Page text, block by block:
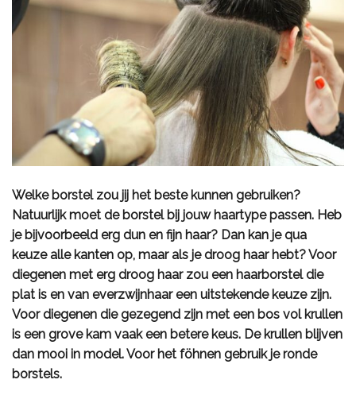
Welke borstel zou jij het beste kunnen gebruiken?
Natuurlijk moet de borstel bij jouw haartype passen. Heb
je bijvoorbeeld erg dun en fijn haar? Dan kan je qua
keuze alle kanten op, maar als je droog haar hebt? Voor
diegenen met erg droog haar zou een haarborstel die
plat is en van everzwijnhaar een uitstekende keuze zijn.
Voor diegenen die gezegend zijn met een bos vol krullen
is een grove kam vaak een betere keus. De krullen blijven
dan mooi in model. Voor het föhnen gebruik je ronde
borstels.